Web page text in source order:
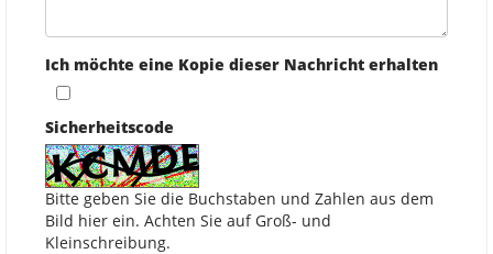
Ich möchte eine Kopie dieser Nachricht erhalten
Sicherheitscode
Bitte geben Sie die Buchstaben und Zahlen aus dem
Bild hier ein. Achten Sie auf Groß- und
Kleinschreibung.